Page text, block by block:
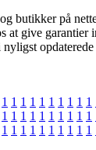
butikker på
at give garantier
opdaterede
1 1 1 1 1 1 1 1 1 1
1 1 1 1 1 1 1 1 1 1
1 1 1 1 1 1 1 1 1 1